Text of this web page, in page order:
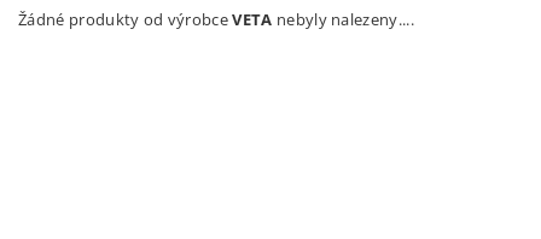
Žádné produkty od výrobceVETA nebyly nalezeny....